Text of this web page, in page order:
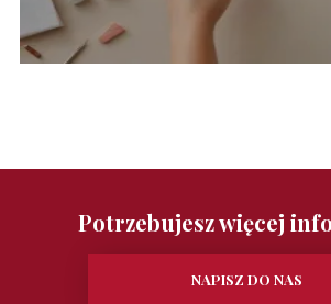
Potrzebujesz więcej
NAPISZ DO NAS